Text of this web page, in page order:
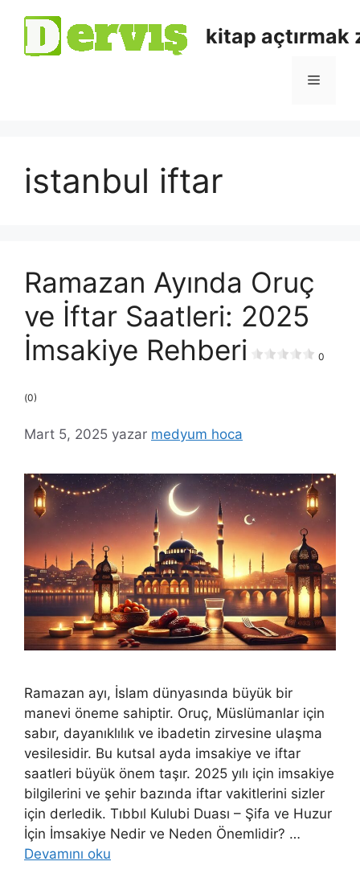
kitap açtırmak
istanbul iftar
Ramazan Ayında Oruç
ve İftar Saatleri: 2025
İmsakiye Rehberi
0
(0)
Mart 5, 2025 yazar medyum hoca
Ramazan ayı, İslam dünyasında büyük bir
manevi öneme sahiptir. Oruç, Müslümanlar için
sabır, dayanıklılık ve ibadetin zirvesine ulaşma
vesilesidir. Bu kutsal ayda imsakiye ve iftar
saatleri büyük önem taşır. 2025 yılı için imsakiye
bilgilerini ve şehir bazında iftar vakitlerini sizler
için derledik. Tıbbıl Kulubi Duası – Şifa ve Huzur
İçin İmsakiye Nedir ve Neden Önemlidir? …
Devamını oku